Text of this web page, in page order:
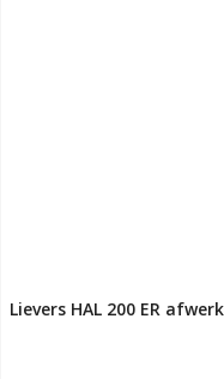
Lievers HAL 200 ER